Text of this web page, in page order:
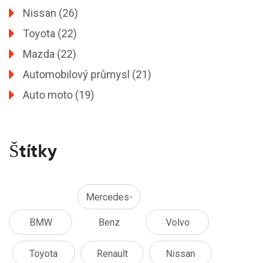
Nissan (26)
Toyota (22)
Mazda (22)
Automobilový průmysl (21)
Auto moto (19)
Štítky
BMW
Mercedes-
Benz Volvo
Toyota Renault Nissan